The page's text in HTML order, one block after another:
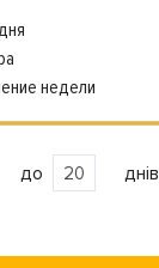
недели
до днів